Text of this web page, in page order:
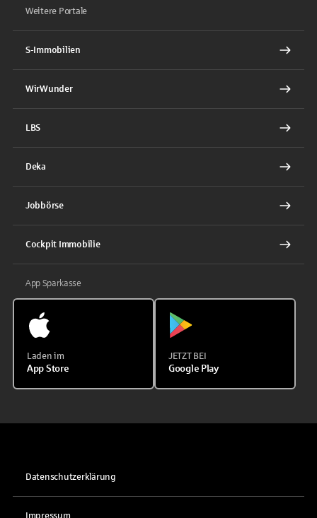
Weitere Portale
S-Immobilien
WirWunder
LBS
Deka
Jobbörse
Cockpit Immobilie
App Sparkasse
Laden im
App Store
JETZT BEI
Google Play
Datenschutzerklärung
Impressum